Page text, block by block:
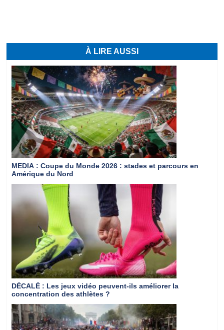
À LIRE AUSSI
MEDIA : Coupe du Monde 2026 : stades et parcours en
Amérique du Nord
DÉCALÉ : Les jeux vidéo peuvent-ils améliorer la
concentration des athlètes ?